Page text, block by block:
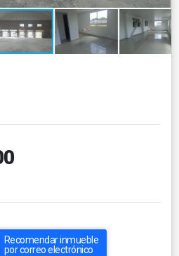
Recomendar inmueble
por correo electrónico